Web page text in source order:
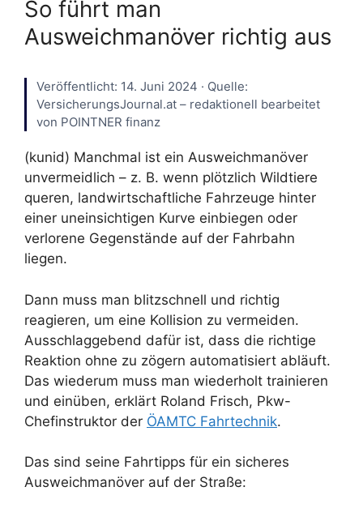
So führt man
Ausweichmanöver richtig aus
Veröffentlicht: 14. Juni 2024 · Quelle:
VersicherungsJournal.at – redaktionell bearbeitet
von POINTNER finanz
(kunid) Manchmal ist ein Ausweichmanöver
unvermeidlich – z. B. wenn plötzlich Wildtiere
queren, landwirtschaftliche Fahrzeuge hinter
einer uneinsichtigen Kurve einbiegen oder
verlorene Gegenstände auf der Fahrbahn
liegen.
Dann muss man blitzschnell und richtig
reagieren, um eine Kollision zu vermeiden.
Ausschlaggebend dafür ist, dass die richtige
Reaktion ohne zu zögern automatisiert abläuft.
Das wiederum muss man wiederholt trainieren
und einüben, erklärt Roland Frisch, Pkw-
Chefinstruktor der ÖAMTC Fahrtechnik.
Das sind seine Fahrtipps für ein sicheres
Ausweichmanöver auf der Straße: